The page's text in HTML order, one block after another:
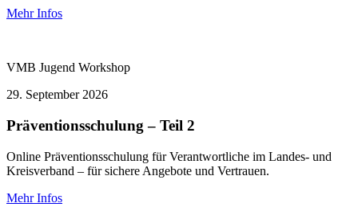
Mehr Infos
VMB Jugend Workshop
29. September 2026
Präventionsschulung – Teil 2
Online Präventionsschulung für Verantwortliche im Landes- und
Kreisverband – für sichere Angebote und Vertrauen.
Mehr Infos